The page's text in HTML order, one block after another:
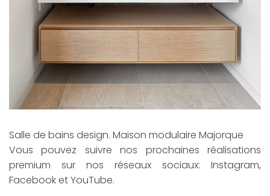
Salle de bains design. Maison modulaire Majorque
Vous pouvez suivre nos prochaines réalisations
premium sur nos réseaux sociaux: Instagram,
Facebook et YouTube.